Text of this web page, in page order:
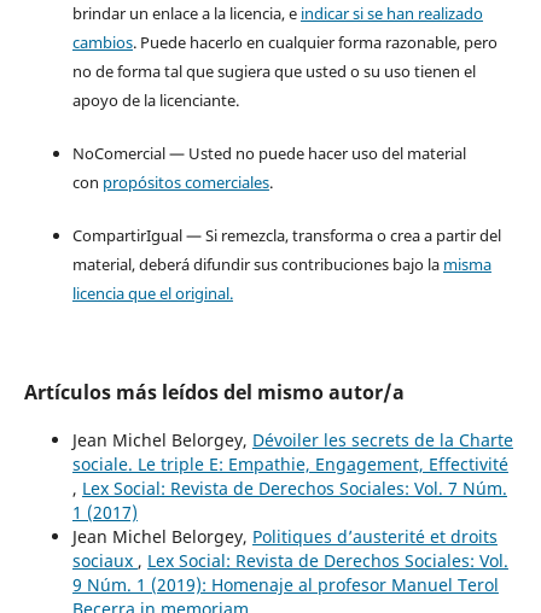
brindar un enlace a la licencia, e indicar si se han realizado
cambios. Puede hacerlo en cualquier forma razonable, pero
no de forma tal que sugiera que usted o su uso tienen el
apoyo de la licenciante.
NoComercial — Usted no puede hacer uso del material
con propósitos comerciales.
CompartirIgual — Si remezcla, transforma o crea a partir del
material, deberá difundir sus contribuciones bajo la misma
licencia que el original.
Artículos más leídos del mismo autor/a
Jean Michel Belorgey, Dévoiler les secrets de la Charte
sociale. Le triple E: Empathie, Engagement, Effectivité
, Lex Social: Revista de Derechos Sociales: Vol. 7 Núm.
1 (2017)
Jean Michel Belorgey, Politiques d’austerité et droits
sociaux , Lex Social: Revista de Derechos Sociales: Vol.
9 Núm. 1 (2019): Homenaje al profesor Manuel Terol